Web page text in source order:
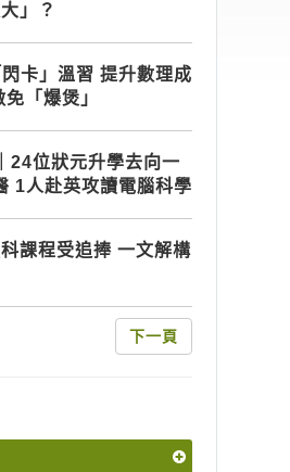
」？
卡」溫習 提升數理成
「爆煲」
24位狀元升學去向一
1人赴英攻讀電腦科學
課程受追捧 一文解構
下一頁